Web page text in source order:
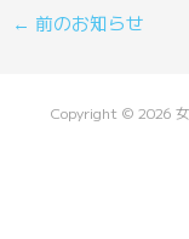
Post
← 前のお知らせ
Copyright © 2026 女